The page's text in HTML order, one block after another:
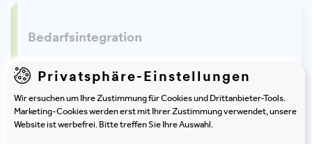
Bedarfsintegration
Gebäudeanalyse und Belegungsstudie
Privatsphäre-Einstellungen
Wir ersuchen um Ihre Zustimmung für Cookies und Drittanbieter-Tools.
Marketing-Cookies werden erst mit Ihrer Zustimmung verwendet, unsere
Website ist werbefrei. Bitte treffen Sie Ihre Auswahl.